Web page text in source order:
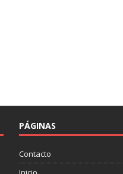
PÁGINAS
Contacto